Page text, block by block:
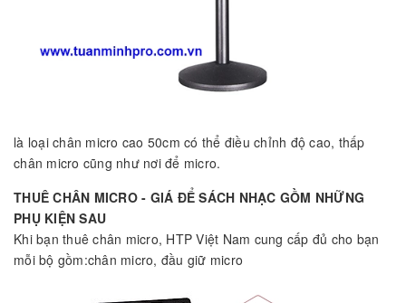
là loại chân micro cao 50cm có thể điều chỉnh độ cao, thấp
chân micro cũng như nơi để micro.
THUÊ CHÂN MICRO - GIÁ ĐỂ SÁCH NHẠC GỒM NHỮNG
PHỤ KIỆN SAU
Khi bạn thuê chân micro, HTP Việt Nam cung cấp đủ cho bạn
mỗi bộ gồm:chân micro, đầu giữ micro